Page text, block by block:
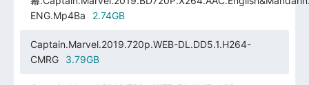
ENG.Mp4Ba
2.74GB
Captain.Marvel.2019.720p.WEB-DL.DD5.1.H264-
CMRG
3.79GB